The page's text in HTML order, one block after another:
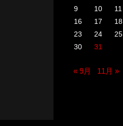
9
10 11
16
17 18
23
24 25
30
31
« 9月 11月 »